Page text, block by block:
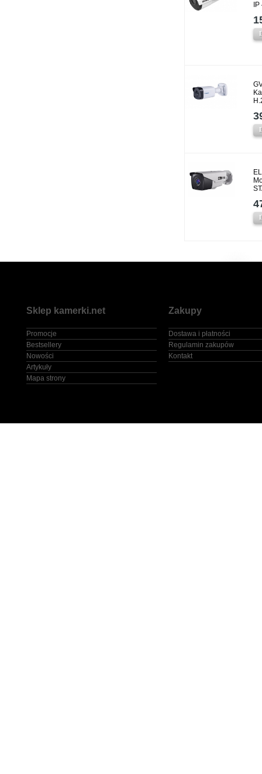
IP
Sklep kamerki.net
Promocje
Bestsellery
Nowości
Artykuły
Mapa strony
Zakupy
Dostawa i płatności
Regulamin zakupów
Kontakt